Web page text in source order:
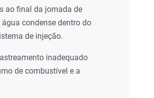
ao final da jornada de
condense dentro do
de injeção.
inadequado
de combustível e a